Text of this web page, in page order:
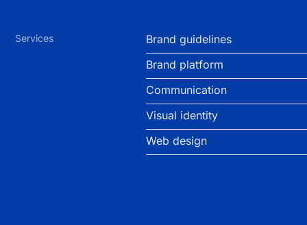
Services
Brand guidelines
Brand platform
Communication
Visual identity
Web design